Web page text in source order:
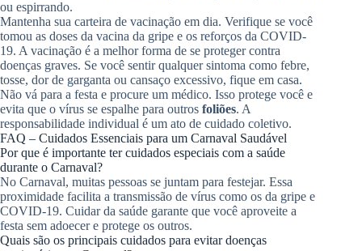
ou espirrando.
Mantenha sua carteira de vacinação em dia. Verifique se você
tomou as doses da vacina da gripe e os reforços da COVID-
19. A vacinação é a melhor forma de se proteger contra
doenças graves. Se você sentir qualquer sintoma como febre,
tosse, dor de garganta ou cansaço excessivo, fique em casa.
Não vá para a festa e procure um médico. Isso protege você e
evita que o vírus se espalhe para outros foliões. A
responsabilidade individual é um ato de cuidado coletivo.
FAQ – Cuidados Essenciais para um Carnaval Saudável
Por que é importante ter cuidados especiais com a saúde
durante o Carnaval?
No Carnaval, muitas pessoas se juntam para festejar. Essa
proximidade facilita a transmissão de vírus como os da gripe e
COVID-19. Cuidar da saúde garante que você aproveite a
festa sem adoecer e protege os outros.
Quais são os principais cuidados para evitar doenças